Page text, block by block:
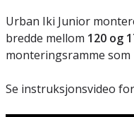
Urban Iki Junior
bredde mellom 120 og
monteringsramme
Se instruksjonsvideo